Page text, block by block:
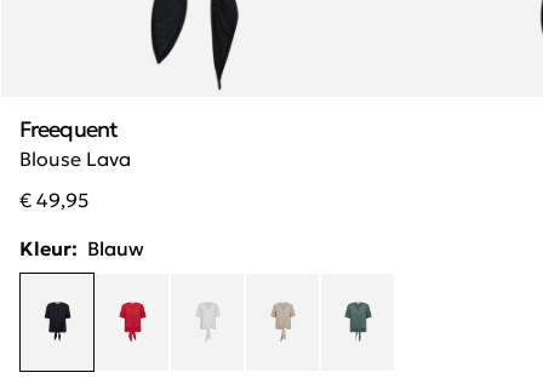
Blouse Lava
Freequent
€ 49,95
Kleur: Blauw